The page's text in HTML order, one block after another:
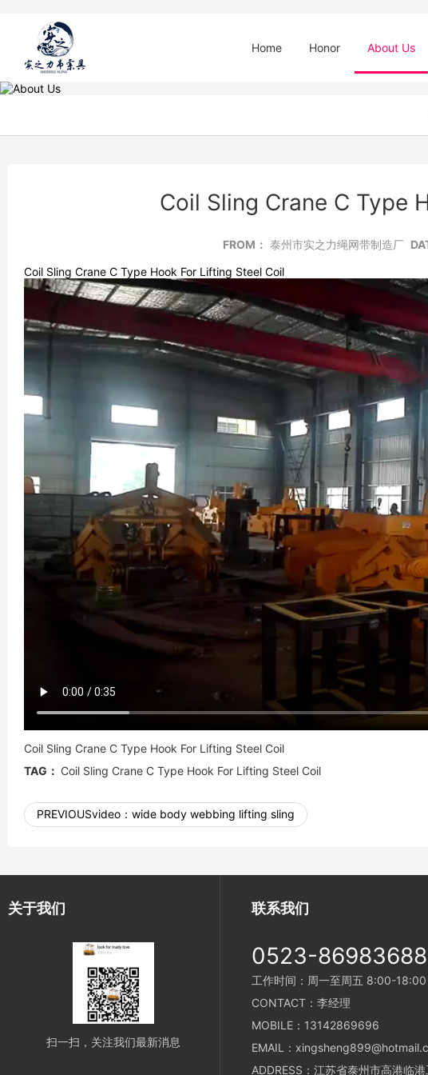
Home Honor About Us
Coil Sling Crane C Type
FROM： 泰州市实之力绳网带制造厂
Coil Sling Crane C Type Hook For Lifting Steel Coil
Coil Sling Crane C Type Hook For Lifting Steel Coil
TAG： Coil Sling Crane C Type Hook For Lifting Steel Coil
PREVIOUSvideo： wide body webbing lifting sling
关于我们
扫一扫，关注我们最新消息
联系我们
0523-86983688
工作时间：周一至周五 8:00-18:00
CONTACT：李经理
MOBILE：13142869696
EMAIL：
ADDRESS：江苏省泰州市高港临